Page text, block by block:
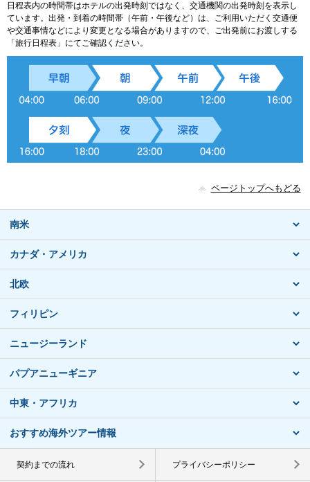
日程表内の時間帯はホテルの出発時刻ではなく、交通機関の出発時刻を表示し
ています。出発・到着の時間帯（午前・午後など）は、ご利用いただく交通便
や交通事情などにより変更となる場合がありますので、ご出発前にお渡しする
「旅行日程表」にてご確認ください。
ページトップへもどる
南米
カナダ・アメリカ
北欧
フィリピン
ニュージーランド
パプアニューギニア
中東・アフリカ
おすすめ海外ツアー情報
契約までの流れ プライバシーポリシー